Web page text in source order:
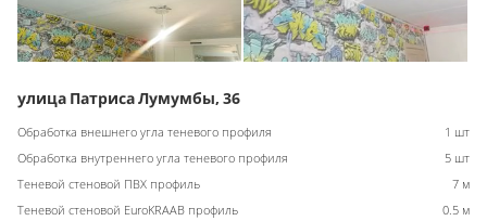
улица Патриса Лумумбы, 36
Обработка внешнего угла теневого профиля
1 шт
Обработка внутреннего угла теневого профиля
5 шт
Теневой стеновой ПВХ профиль
7 м
Теневой стеновой EuroKRAAB профиль
0.5 м